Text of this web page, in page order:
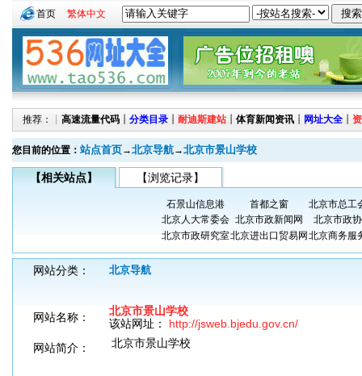
首页 繁体中文
推荐：┊ 高速流量代码 ┊ 分类目录 ┊ 耐迪斯建站 ┊ 体育新闻资讯 ┊ 网址大全 ┊
您目前的位置： 站点首页→北京导航→北京市景山学校
【相关站点】 【浏览记录】
石景山信息港 首都之窗
北京市总工
北京人大常委会 北京市政新闻网
北京市政协
北京市政研究室北京进出口贸易网 北京商务服
网站分类： 北京导航
网站名称：
北京市景山学校
该站网址： http://jsweb.bjedu.gov.cn/
网站简介：
北京市景山学校